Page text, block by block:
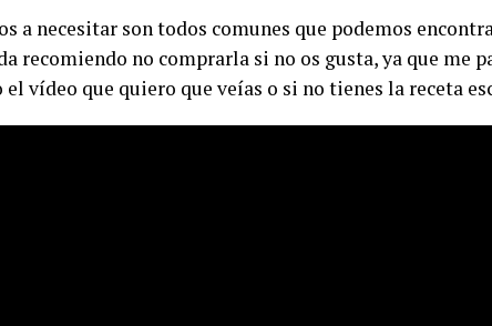
a necesitar son todos comunes que podemos
recomiendo no comprarla si no os gusta, ya que me
el vídeo que quiero que veías o si no tienes la receta